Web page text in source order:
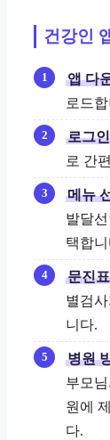
건강인
앱 다
로드
로그인
로 간
메뉴
발달
택합
문진
별검
니다.
병원
부모
원에
다.